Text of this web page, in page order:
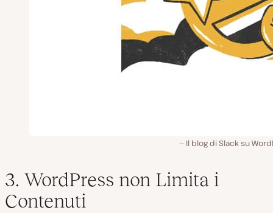
Il blog di Slack su
3. WordPress non Limita i
Contenuti